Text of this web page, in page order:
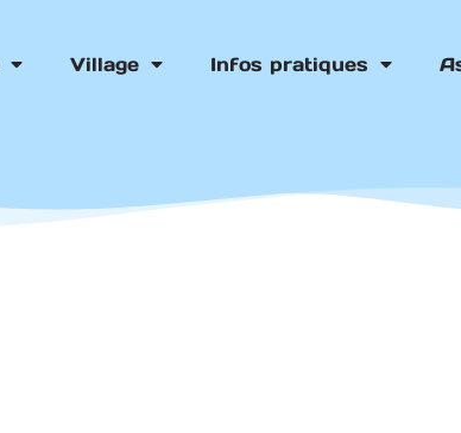
Village Infos pratiques